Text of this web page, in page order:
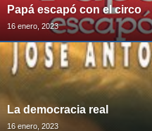
Papá escapó con el circo
16 enero, 2023
La democracia real
16 enero, 2023